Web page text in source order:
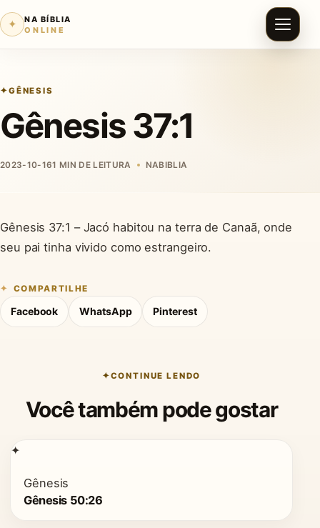
✦
NA BÍBLIA
ONLINE
GÊNESIS
Gênesis 37:1
2023-10-161 MIN DE LEITURA NABIBLIA
Gênesis 37:1 – Jacó habitou na terra de Canaã, onde
seu pai tinha vivido como estrangeiro.
COMPARTILHE
Facebook WhatsApp Pinterest
CONTINUE LENDO
Você também pode gostar
✦
Gênesis
Gênesis 50:26